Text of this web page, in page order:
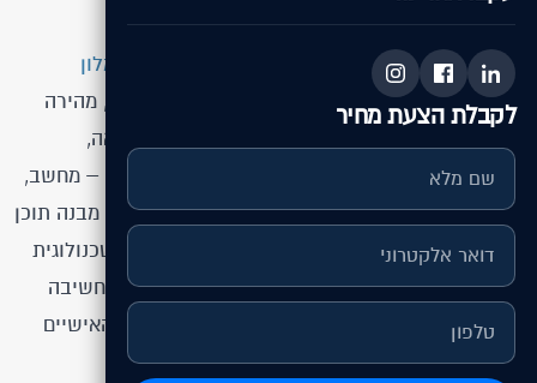
לקבלת הצעת מחיר
הפרויקט עבור אלמוג אילת כלל
בניית אתר לבית מלון
בהתאמה אישית, עם דגש על חוויית משתמש נקייה, מהירה
וברורה. האתר פותח בטכנולוגיית Responsive מלאה,
המאפשרת צפייה וגלישה נוחה בכל סוגי המכשירים – מחשב,
טאבלט וסמארטפון. במהלך העבודה הושם דגש על מבנה תוכן
נכון, היררכיה ברורה והנעה לפעולה, לצד תשתית טכנולוגית
יציבה המאפשרת הרחבה עתידית. הפרויקט שילב חשיבה
אסטרטגית, עיצוב מדויק ופיתוח המותאם לצרכים האישיים
של הלקוח ולמטרות העסקיות שלו.